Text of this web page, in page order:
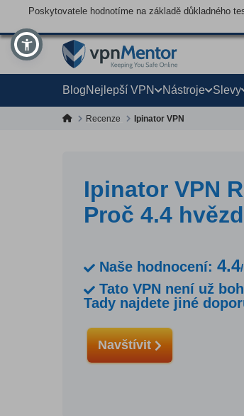
Poskytovatele hodnotíme na základě důkladného
BlogNejlepší VPN Nástroje Slevy
Recenze Ipinator VPN
Ipinator VPN
Proč 4.4
Naše hodnocení: 4.4
Tato VPN není už
Tady najdete jiné
Navštívit